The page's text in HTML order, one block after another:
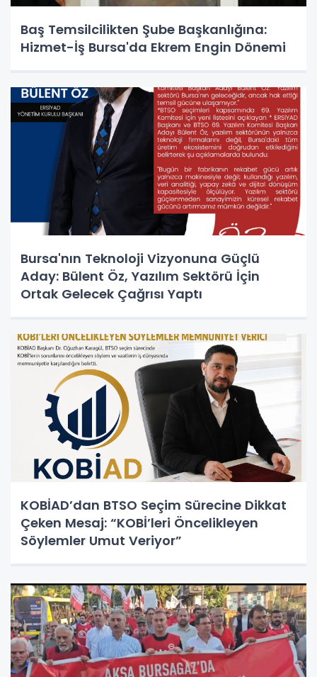
Baş Temsilcilikten Şube Başkanlığına:
Hizmet-İş Bursa'da Ekrem Engin Dönemi
Bursa'nın Teknoloji Vizyonuna Güçlü
Aday: Bülent Öz, Yazılım Sektörü İçin
Ortak Gelecek Çağrısı Yaptı
KOBİAD’dan BTSO Seçim Sürecine Dikkat
Çeken Mesaj: “KOBİ’leri Öncelikleyen
Söylemler Umut Veriyor”